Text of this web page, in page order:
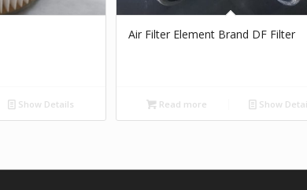
Show Details
Air Filter Element Brand DF Filter
Read more Show